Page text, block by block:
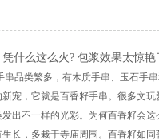
什么这么火? 包浆效果太惊艳
串品类繁多，有木质手串、玉石手
宠，它就是百香籽手串。很多文
出不一样的光彩。为何百香籽会
长，多栽于寺庙周围。百香籽如